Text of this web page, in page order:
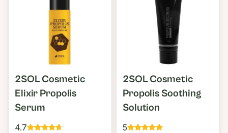
2SOL Cosmetic
Elixir Propolis
Serum
4.7
2SOL Cosmetic
Propolis Soothing
Solution
5